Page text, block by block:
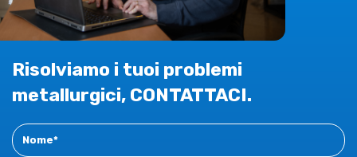
Risolviamo i tuoi problemi
metallurgici, CONTATTACI.
Contact
New